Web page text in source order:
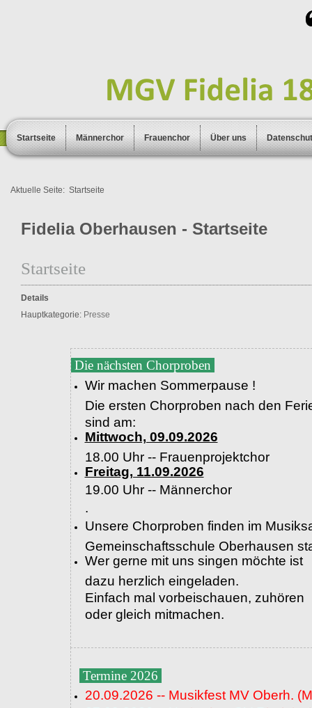
Startseite Männerchor Frauenchor Über uns
Aktuelle Seite: Startseite
Fidelia Oberhausen - Startseite
Startseite
Details
Hauptkategorie: Presse
Die nächsten Chorproben
Wir machen Sommerpause !
Die ersten Chorproben nach den
sind am:
Mittwoch, 09.09.2026
18.00 Uhr -- Frauenprojektchor
Freitag, 11.09.2026
19.00 Uhr -- Männerchor
.
Unsere Chorproben finden im
Gemeinschaftsschule Oberhausen
Wer gerne mit uns singen möchte ist
dazu herzlich eingeladen.
Einfach mal vorbeischauen, zuhören
oder gleich mitmachen.
Termine 2026
20.09.2026 -- Musikfest MV Oberh.